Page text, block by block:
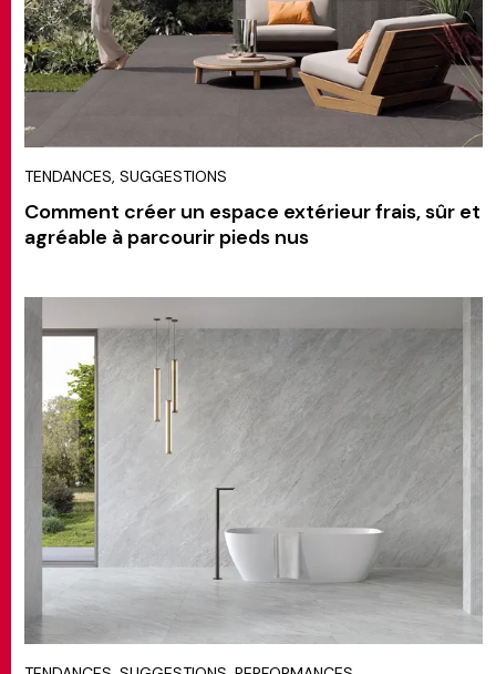
TENDANCES, SUGGESTIONS
Comment créer un espace extérieur frais, sûr et
agréable à parcourir pieds nus